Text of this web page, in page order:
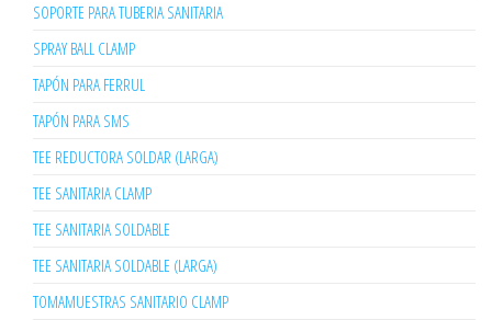
SOPORTE PARA TUBERIA SANITARIA
SPRAY BALL CLAMP
TAPÓN PARA FERRUL
TAPÓN PARA SMS
TEE REDUCTORA SOLDAR (LARGA)
TEE SANITARIA CLAMP
TEE SANITARIA SOLDABLE
TEE SANITARIA SOLDABLE (LARGA)
TOMAMUESTRAS SANITARIO CLAMP